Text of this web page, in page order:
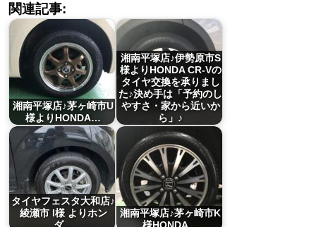
関連記事:
湘南平塚店♪茅ヶ崎市U
様よりHONDA…
湘南平塚店♪伊勢原市S
様よりHONDA CR-Vの
タイヤ交換を承りまし
た♪決め手は「予約のし
やすさ・家から近いか
ら」♪
タイヤフェスタ大和店♪
綾瀬市 I様 よりホン
ダ…
湘南平塚店♪茅ヶ崎市K
様HONDA…